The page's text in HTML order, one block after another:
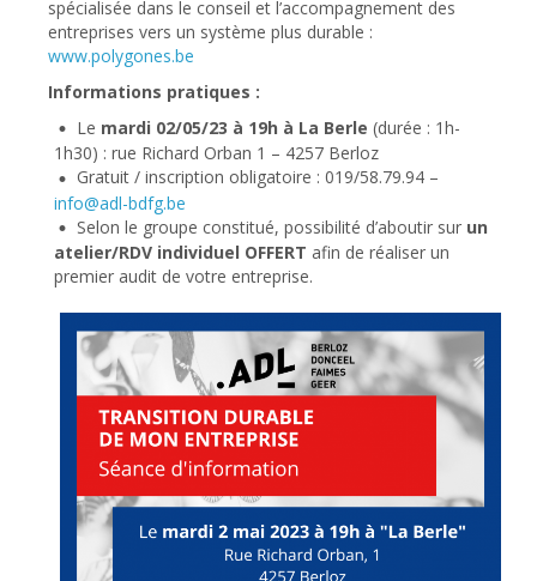
spécialisée dans le conseil et l’accompagnement des
entreprises vers un système plus durable :
www.polygones.be
Informations pratiques :
Le mardi 02/05/23 à 19h à La Berle (durée : 1h-
1h30) : rue Richard Orban 1 – 4257 Berloz
Gratuit / inscription obligatoire : 019/58.79.94 –
info@adl-bdfg.be
Selon le groupe constitué, possibilité d’aboutir sur un
atelier/RDV individuel OFFERT afin de réaliser un
premier audit de votre entreprise.